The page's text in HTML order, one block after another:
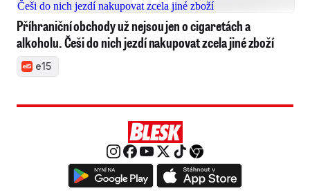
Příhraniční obchody už nejsou jen o cigaretách a
alkoholu. Češi do nich jezdí nakupovat zcela jiné zboží
e15